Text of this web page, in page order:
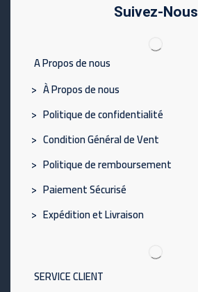
Suivez-Nous
A Propos de nous
> À Propos de nous
> Politique de confidentialité
> Condition Général de Vent
> Politique de remboursement
> Paiement Sécurisé
> Expédition et Livraison
SERVICE CLIENT